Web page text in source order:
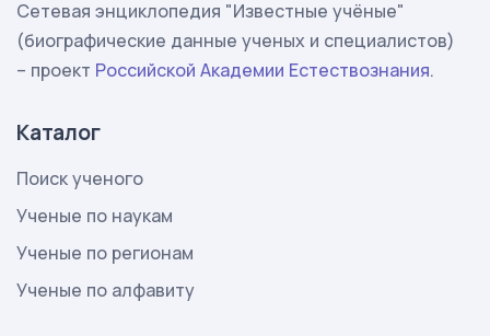
Сетевая энциклопедия "Известные учёные"
(биографические данные ученых и специалистов)
– проект Российской Академии Естествознания.
Каталог
Поиск ученого
Ученые по наукам
Ученые по регионам
Ученые по алфавиту